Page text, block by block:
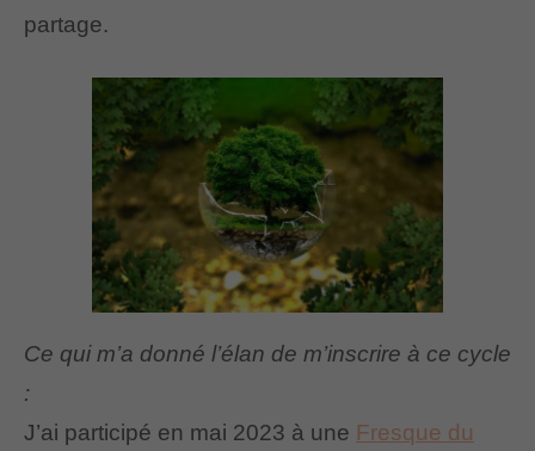
partage.
Ce qui m’a donné l’élan de m’inscrire à ce cycle
:
J’ai participé en mai 2023 à une Fresque du